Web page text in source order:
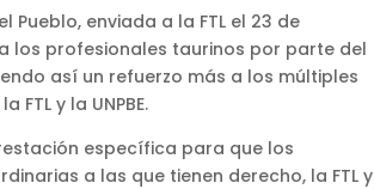
enviada a la FTL el 23 de
los profesionales taurinos por parte del
así un refuerzo más a los múltiples
y la UNPBE.
específica para que los
a las que tienen derecho, la FTL y